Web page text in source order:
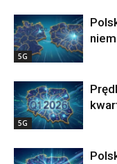
5G
5G